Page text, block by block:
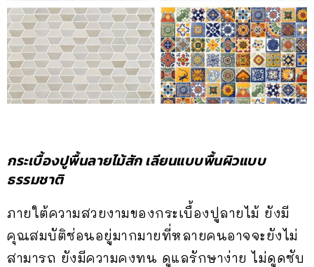
กระเบื้องปูพื้นลายไม้สัก เลียนแบบพื้นผิวแบบ
ธรรมชาติ
ภายใต้ความสวยงามของกระเบื้องปูลายไม้ ยังมี
คุณสมบัติซ่อนอยู่มากมายที่หลายคนอาจจะยังไม่
สามารถ ยังมีความคงทน ดูแลรักษาง่าย ไม่ดูดซับ